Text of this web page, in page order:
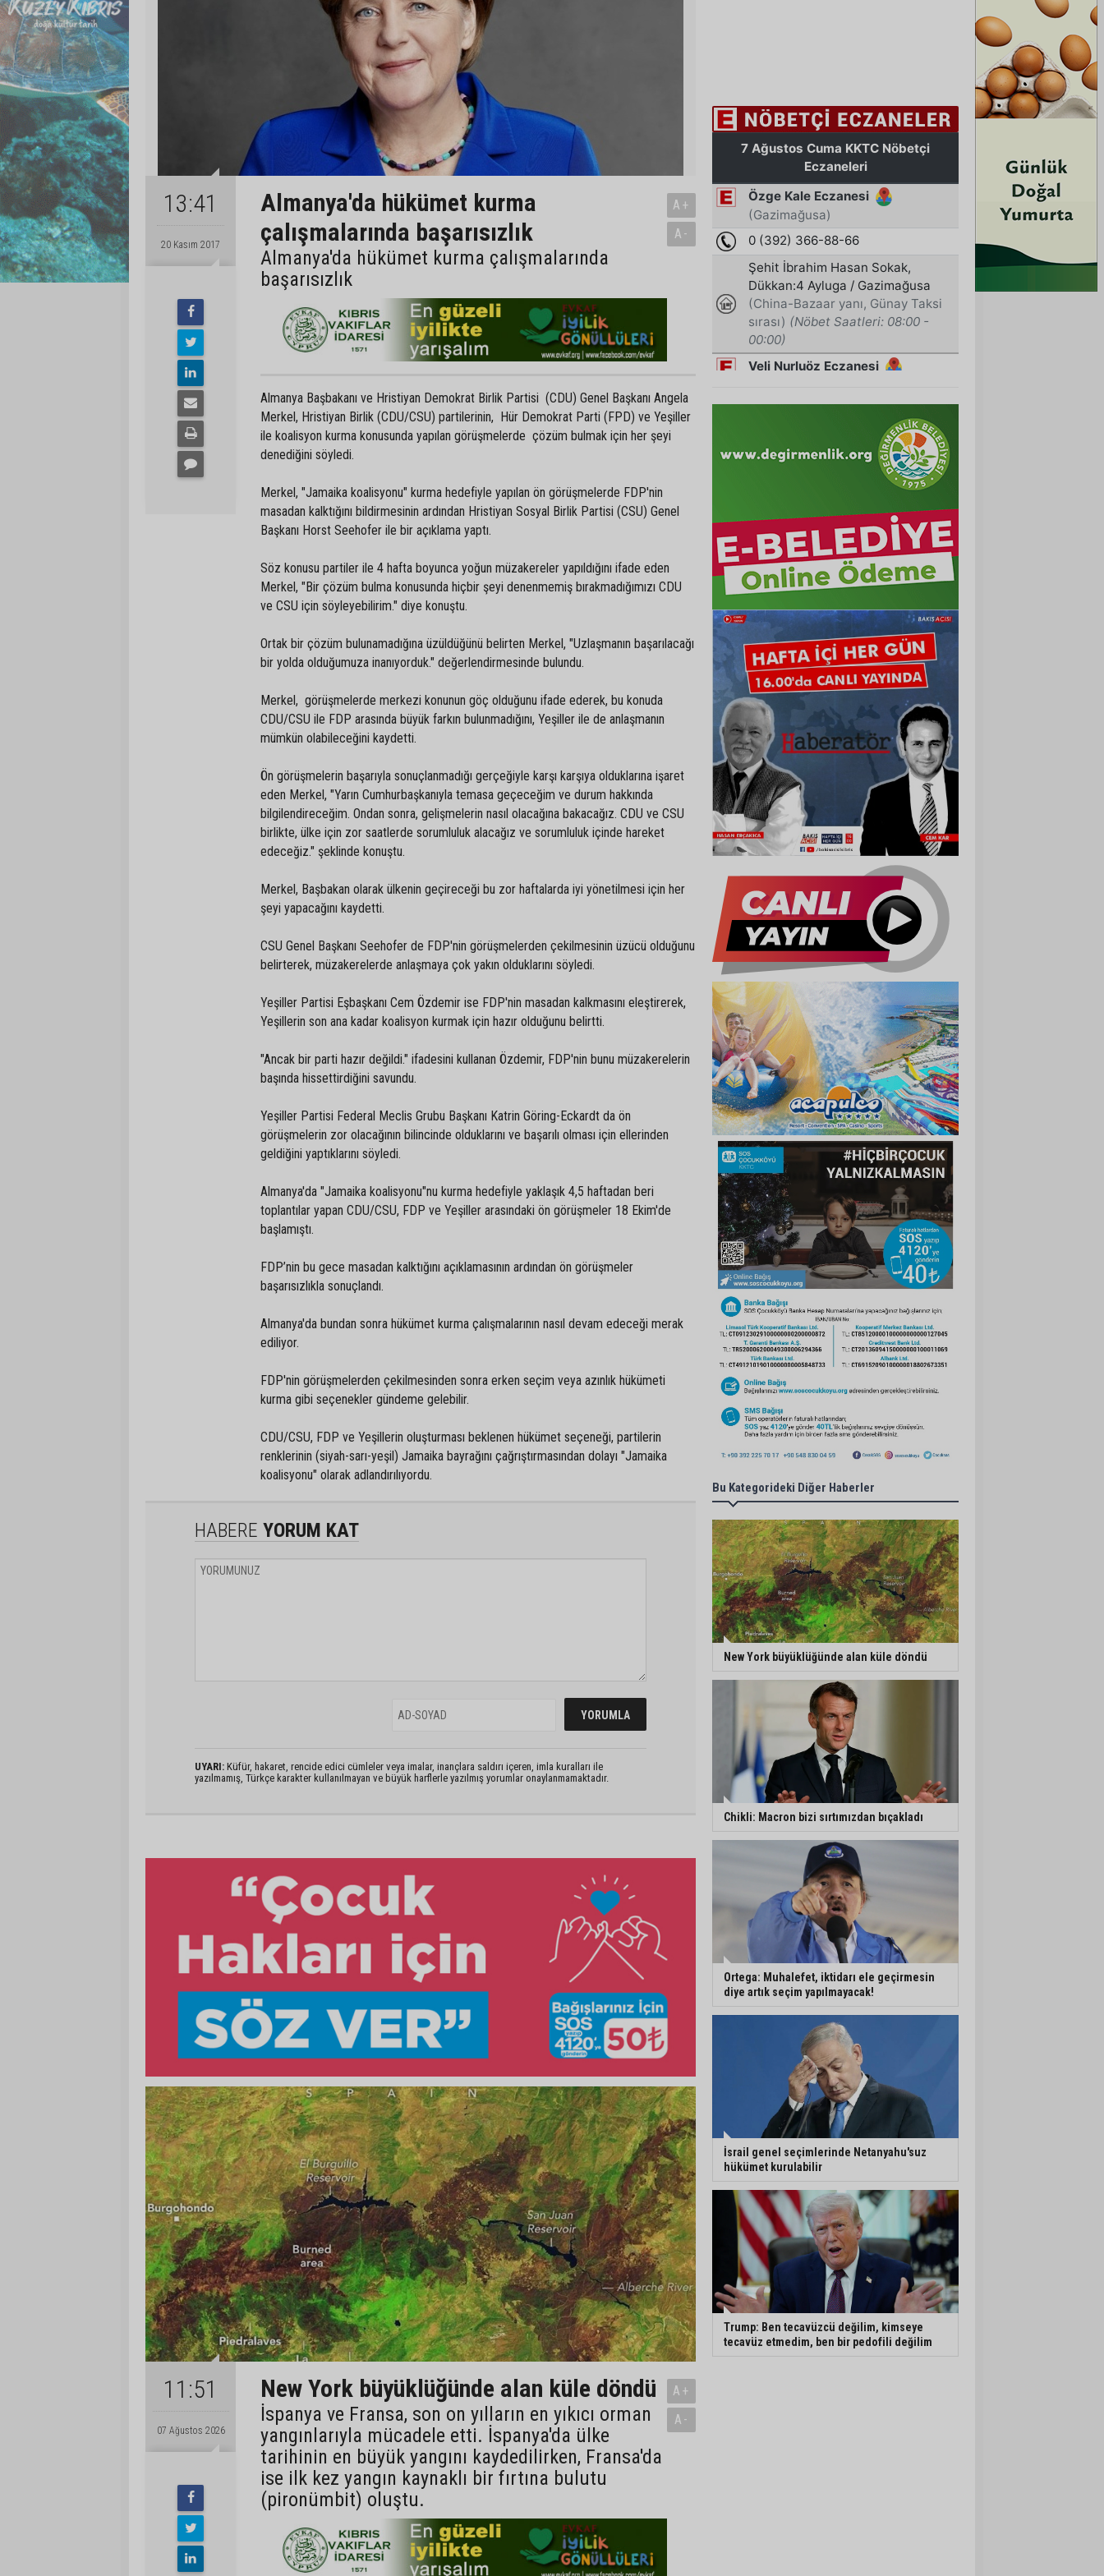
13:41
20 Kasım 2017
Almanya'da hükümet kurma
çalışmalarında başarısızlık
Almanya'da hükümet kurma çalışmalarında
başarısızlık
A+
A-
Almanya Başbakanı ve Hristiyan Demokrat Birlik Partisi (CDU) Genel Başkanı Angela
Merkel, Hristiyan Birlik (CDU/CSU) partilerinin, Hür Demokrat Parti (FPD) ve Yeşiller
ile koalisyon kurma konusunda yapılan görüşmelerde çözüm bulmak için her şeyi
denediğini söyledi.
Merkel, "Jamaika koalisyonu" kurma hedefiyle yapılan ön görüşmelerde FDP'nin
masadan kalktığını bildirmesinin ardından Hristiyan Sosyal Birlik Partisi (CSU) Genel
Başkanı Horst Seehofer ile bir açıklama yaptı.
Söz konusu partiler ile 4 hafta boyunca yoğun müzakereler yapıldığını ifade eden
Merkel, "Bir çözüm bulma konusunda hiçbir şeyi denenmemiş bırakmadığımızı CDU
ve CSU için söyleyebilirim." diye konuştu.
Ortak bir çözüm bulunamadığına üzüldüğünü belirten Merkel, "Uzlaşmanın başarılacağı
bir yolda olduğumuza inanıyorduk." değerlendirmesinde bulundu.
Merkel, görüşmelerde merkezi konunun göç olduğunu ifade ederek, bu konuda
CDU/CSU ile FDP arasında büyük farkın bulunmadığını, Yeşiller ile de anlaşmanın
mümkün olabileceğini kaydetti.
Ön görüşmelerin başarıyla sonuçlanmadığı gerçeğiyle karşı karşıya olduklarına işaret
eden Merkel, "Yarın Cumhurbaşkanıyla temasa geçeceğim ve durum hakkında
bilgilendireceğim. Ondan sonra, gelişmelerin nasıl olacağına bakacağız. CDU ve CSU
birlikte, ülke için zor saatlerde sorumluluk alacağız ve sorumluluk içinde hareket
edeceğiz." şeklinde konuştu.
Merkel, Başbakan olarak ülkenin geçireceği bu zor haftalarda iyi yönetilmesi için her
şeyi yapacağını kaydetti.
CSU Genel Başkanı Seehofer de FDP'nin görüşmelerden çekilmesinin üzücü olduğunu
belirterek, müzakerelerde anlaşmaya çok yakın olduklarını söyledi.
Yeşiller Partisi Eşbaşkanı Cem Özdemir ise FDP'nin masadan kalkmasını eleştirerek,
Yeşillerin son ana kadar koalisyon kurmak için hazır olduğunu belirtti.
"Ancak bir parti hazır değildi." ifadesini kullanan Özdemir, FDP'nin bunu müzakerelerin
başında hissettirdiğini savundu.
Yeşiller Partisi Federal Meclis Grubu Başkanı Katrin Göring-Eckardt da ön
görüşmelerin zor olacağının bilincinde olduklarını ve başarılı olması için ellerinden
geldiğini yaptıklarını söyledi.
Almanya'da "Jamaika koalisyonu"nu kurma hedefiyle yaklaşık 4,5 haftadan beri
toplantılar yapan CDU/CSU, FDP ve Yeşiller arasındaki ön görüşmeler 18 Ekim'de
başlamıştı.
FDP’nin bu gece masadan kalktığını açıklamasının ardından ön görüşmeler
başarısızlıkla sonuçlandı.
Almanya'da bundan sonra hükümet kurma çalışmalarının nasıl devam edeceği merak
ediliyor.
FDP'nin görüşmelerden çekilmesinden sonra erken seçim veya azınlık hükümeti
kurma gibi seçenekler gündeme gelebilir.
CDU/CSU, FDP ve Yeşillerin oluşturması beklenen hükümet seçeneği, partilerin
renklerinin (siyah-sarı-yeşil) Jamaika bayrağını çağrıştırmasından dolayı "Jamaika
koalisyonu" olarak adlandırılıyordu.
HABERE YORUM KAT
UYARI: Küfür, hakaret, rencide edici cümleler veya imalar, inançlara saldırı içeren, imla kuralları ile
yazılmamış, Türkçe karakter kullanılmayan ve büyük harflerle yazılmış yorumlar onaylanmamaktadır.
11:51
07 Ağustos 2026
New York büyüklüğünde alan küle döndü
İspanya ve Fransa, son on yılların en yıkıcı orman
yangınlarıyla mücadele etti. İspanya'da ülke
tarihinin en büyük yangını kaydedilirken, Fransa'da
ise ilk kez yangın kaynaklı bir fırtına bulutu
(pironümbit) oluştu.
A+
A-
Bu Kategorideki Diğer Haberler
New York büyüklüğünde alan küle döndü
Chikli: Macron bizi sırtımızdan bıçakladı
Ortega: Muhalefet, iktidarı ele geçirmesin
diye artık seçim yapılmayacak!
İsrail genel seçimlerinde Netanyahu'suz
hükümet kurulabilir
Trump: Ben tecavüzcü değilim, kimseye
tecavüz etmedim, ben bir pedofili değilim